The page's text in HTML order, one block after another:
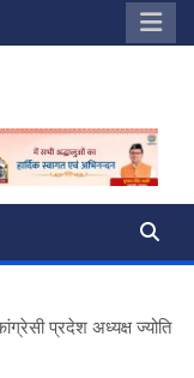
प्रदेश अध्यक्ष ज्योति